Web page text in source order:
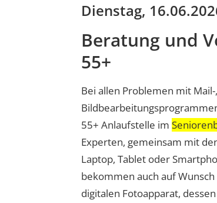
Dienstag,
Beratung und
55+
Bei allen Problemen mit
55+ Anlaufstelle im
Experten, gemeinsam mit
Laptop, Tablet oder
bekommen auch auf
digitalen Fotoapparat,